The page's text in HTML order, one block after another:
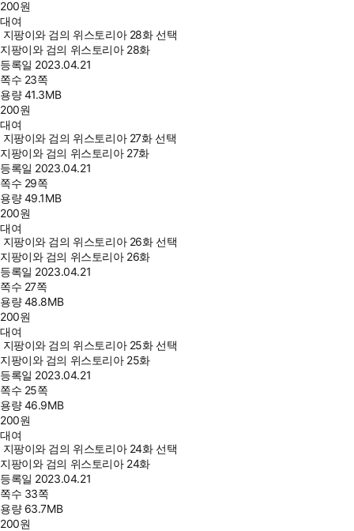
200원
대여
지팡이와 검의 위스토리아 28화 선택
지팡이와 검의 위스토리아 28화
등록일 2023.04.21
쪽수 23쪽
용량41.3MB
200원
대여
지팡이와 검의 위스토리아 27화 선택
지팡이와 검의 위스토리아 27화
등록일 2023.04.21
쪽수 29쪽
용량49.1MB
200원
대여
지팡이와 검의 위스토리아 26화 선택
지팡이와 검의 위스토리아 26화
등록일 2023.04.21
쪽수 27쪽
용량48.8MB
200원
대여
지팡이와 검의 위스토리아 25화 선택
지팡이와 검의 위스토리아 25화
등록일 2023.04.21
쪽수 25쪽
용량46.9MB
200원
대여
지팡이와 검의 위스토리아 24화 선택
지팡이와 검의 위스토리아 24화
등록일 2023.04.21
쪽수 33쪽
용량 63.7MB
200원